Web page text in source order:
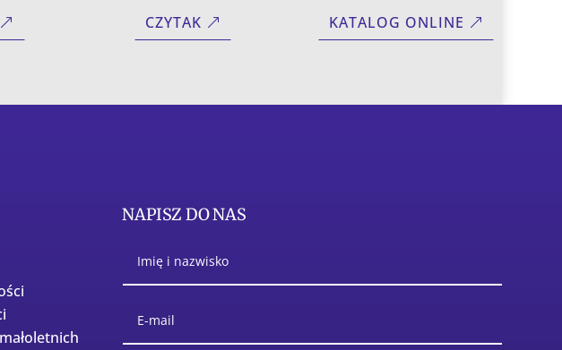
CZYTAK KATALOG ONLINE
NAPISZ DO NAS